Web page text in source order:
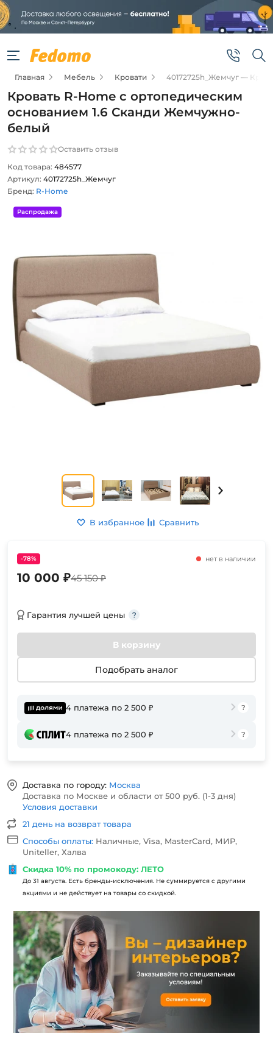
Главная Мебель Кровати 40172725h_Жемчуг —
Кровать R-Home с ортопедическим
основанием 1.6 Сканди Жемчужно-
белый
Оставить отзыв
Код товара: 484577
Артикул: 40172725h_Жемчуг
Бренд: R-Home
В избранное Сравнить
нет в наличии
-78%
10 000 ₽45 150 ₽
Гарантия лучшей цены
В корзину
Подобрать аналог
4 платежа по 2 500 ₽
4 платежа по 2 500 ₽
Доставка по городу: Москва
Доставка по Москве и области от 500 руб. (1-3 дня)
Условия доставки
21 день на возврат товара
Способы оплаты: Наличные, Visa, MasterCard, МИР,
Uniteller, Халва
Скидка 10% по промокоду: ЛЕТО
До 31 августа. Есть бренды-исключения. Не суммируется с другими
акциями и не действует на товары со скидкой.